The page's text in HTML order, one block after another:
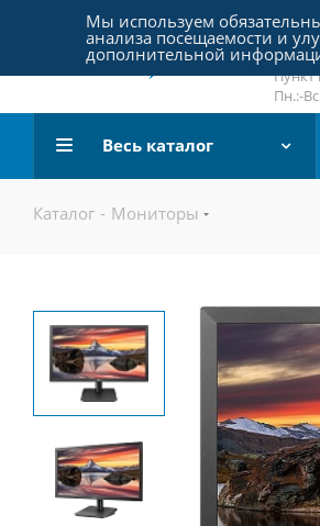
email:
Пн.:-
Пункт
Пн.:-
Весь каталог
Каталог - Мониторы
Мы используем
анализа посещаемости и
дополнительной